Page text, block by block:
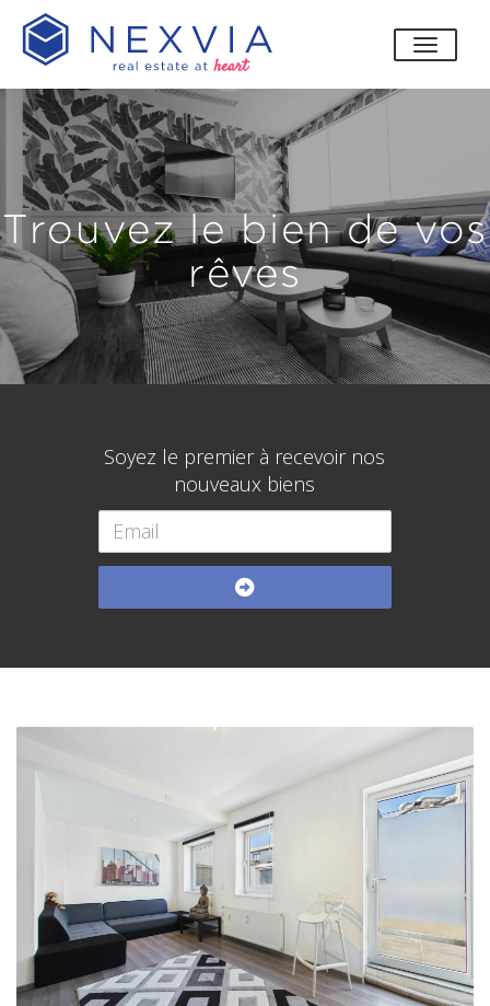
Trouvez le bien de vos
rêves
Soyez le premier à recevoir nos
nouveaux biens